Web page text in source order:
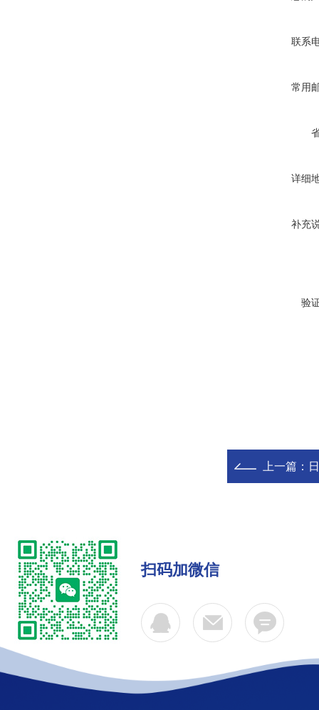
联系
常用
详细
补充
验
上一篇：
扫码加微信